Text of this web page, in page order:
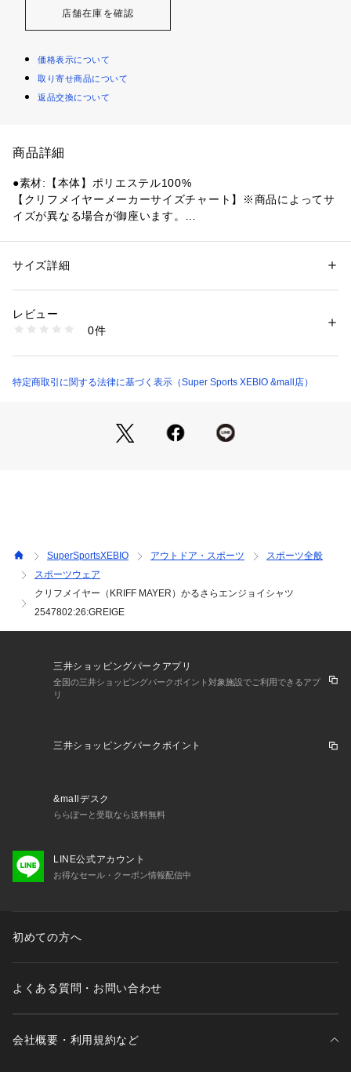
店舗在庫を確認
価格表示について
取り寄せ商品について
返品交換について
商品詳細
●素材:【本体】ポリエステル100%
【クリフメイヤーメーカーサイズチャート】※商品によってサ
イズが異なる場合が御座います。
ズ】チェスト104～112cm 身長175～185cm
m 【袖丈】24cm
●Lサイズ詳細:【着丈】72cm 【肩幅】58cm 【身幅】66cm
cm 【袖丈】26.5cm
●撥水、防汚、透湿、UV CUT、ストレッチ
で、暑い季節を快適に過ごせる一着です。
●フロントにはリングドットボタンを採用し、着脱しやすいイ
ージーな開閉仕様に。機能性とデザイン性を兼ね備えた、夏の
ワードローブに欠かせないアイテムです。
※弊社独自の採寸・計量方法により計測を行っておりますた
め、多少の誤差が生じる場合があります。
※一部商品において弊社カラー表記がメーカーカラー表記と異
商品の色味が若干異なる場合があります。
い。2026年春夏モデル 2026ssmodel クリフメイヤー KRIFF
MAYER KRIFFMAYER エルブレス ヴィクトリア ビクトリア
性別：メンズ
商品番号：
10899922701 （ショップ）
サイズ詳細
レビュー
0件
特定商取引に関する法律に基づく表示（Super Sports XEBIO &mall店）
SuperSportsXEBIO アウトドア・スポーツ
スポーツ全般
スポーツウェア
クリフメイヤー（KRIFF MAYER）かるさらエンジョイシャツ
2547802:26:GREIGE
三井ショッピングパークアプリ
全国の三井ショッピングパークポイント対象施設でご利用できるアプ
リ
三井ショッピングパークポイント
&mallデスク
ららぽーと受取なら送料無料
LINE公式アカウント
お得なセール・クーポン情報配信中
初めての方へ
よくある質問・お問い合わせ
会社概要・利用規約など